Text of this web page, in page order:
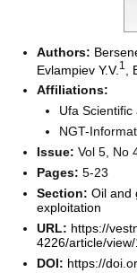
Authors:
Evlampiev Y.V. 1
Affiliations:
Ufa
NGT-
Issue:Vol 5, No
Pages:5-23
Section:Oil and
exploitation
URL: https://
4226/article/
DOI: https://